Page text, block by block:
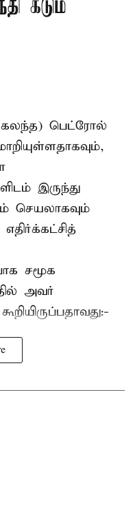
கடும்
பெட்ரோல்
இருந்து
செயலாகவும்
சமூக
அவர்